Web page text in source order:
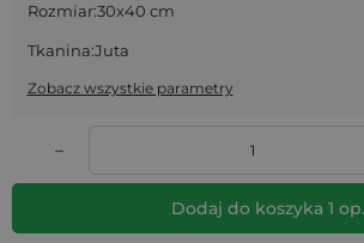
Rozmiar:30x40 cm
Tkanina:Juta
Zobacz wszystkie parametry
–
Dodaj do koszyka 1 op.